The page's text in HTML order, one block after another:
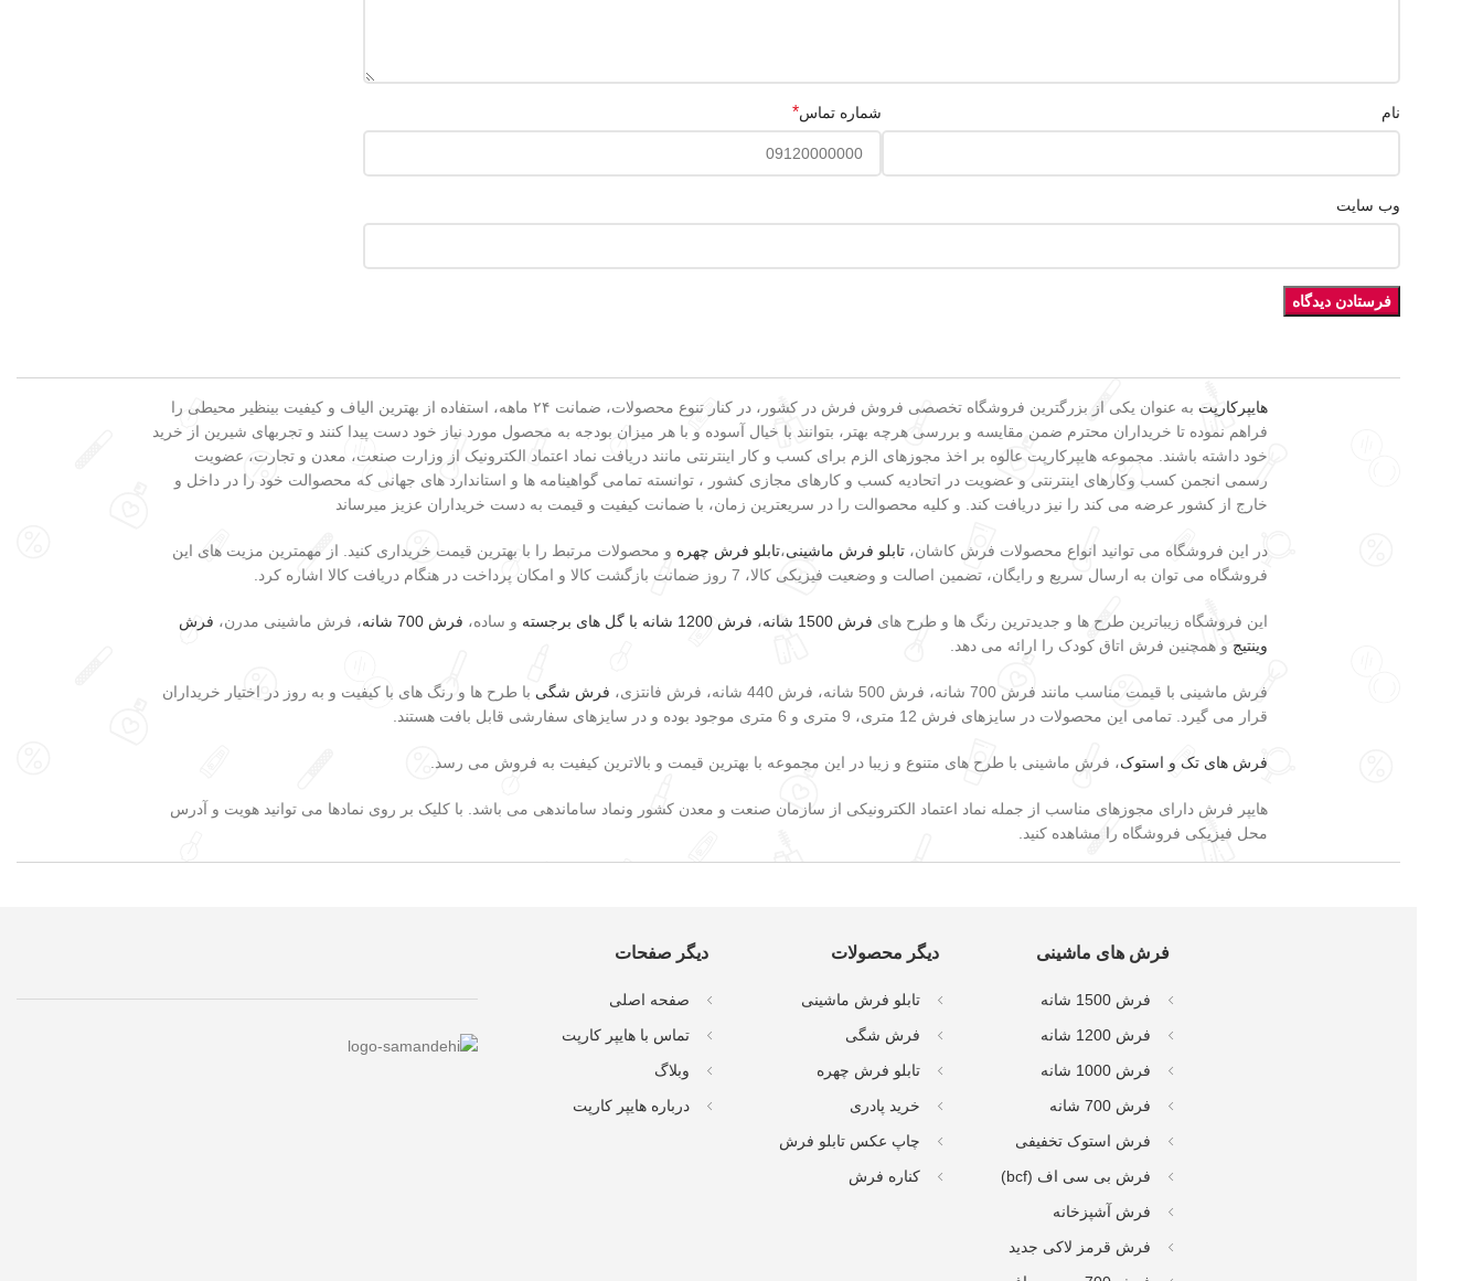
نام شماره تماس*
وب‌ سایت
هایپرکارپت
به عنوان یکی از بزرگترین فروشگاه تخصصی فروش فرش در کشور، در کنار تنوع محصولات، ضمانت ۲۴ ماهه، استفاده از بهترین الیاف و کیفیت بینظیر محیطی را
فراهم نموده تا خریداران محترم ضمن مقایسه و بررسی هرچه بهتر، بتوانند با خیال آسوده و با هر میزان بودجه به محصول مورد نیاز خود دست پیدا کنند و تجربهای شیرین از خرید
خود داشته باشند. مجموعه هایپرکارپت عالوه بر اخذ مجوزهای الزم برای کسب و کار اینترنتی مانند دریافت نماد اعتماد الکترونیک از وزارت صنعت، معدن و تجارت، عضویت
رسمی انجمن کسب وکارهای اینترنتی و عضویت در اتحادیه کسب و کارهای مجازی کشور ، توانسته تمامی گواهینامه ها و استاندارد های جهانی که محصوالت خود را در داخل و
خارج از کشور عرضه می کند را نیز دریافت کند. و کلیه محصوالت را در سریعترین زمان، با ضمانت کیفیت و قیمت به دست خریداران عزیز میرساند
در این فروشگاه می توانید انواع محصولات فرش کاشان،تابلو فرش ماشینی،تابلو فرش چهره و محصولات مرتبط را با بهترین قیمت خریداری کنید. از مهمترین مزیت های این
فروشگاه می توان به ارسال سریع و رایگان، تضمین اصالت و وضعیت فیزیکی کالا، 7 روز ضمانت بازگشت کالا و امکان پرداخت در هنگام دریافت کالا اشاره کرد.
این فروشگاه زیباترین طرح ها و جدیدترین رنگ ها و طرح های فرش 1500 شانه ، فرش 1200 شانه با گل های برجسته و ساده، فرش 700 شانه ، فرش ماشینی مدرن، فرش
وینتیج و همچنین فرش اتاق کودک را ارائه می دهد.
فرش ماشینی با قیمت مناسب مانند فرش 700 شانه، فرش 500 شانه، فرش 440 شانه، فرش فانتزی، فرش شگی با طرح ها و رنگ های با کیفیت و به روز در اختیار خریداران
قرار می گیرد. تمامی این محصولات در سایزهای فرش 12 متری، 9 متری و 6 متری موجود بوده و در سایزهای سفارشی قابل بافت هستند.
فرش های تک و استوک، فرش ماشینی با طرح های متنوع و زیبا در این مجموعه با بهترین قیمت و بالاترین کیفیت به فروش می رسد.
هایپر فرش دارای مجوزهای مناسب از جمله نماد اعتماد الکترونیکی از سازمان صنعت و معدن کشور ونماد ساماندهی می باشد. با کلیک بر روی نمادها می توانید هویت و آدرس
محل فیزیکی فروشگاه را مشاهده کنید.
فرش های ماشینی
فرش 1500 شانه
فرش 1200 شانه
فرش 1000 شانه
فرش 700 شانه
فرش استوک تخفیفی
فرش بی سی اف (bcf)
فرش آشپزخانه
فرش قرمز لاکی جدید
دیگر محصولات
تابلو فرش ماشینی
فرش شگی
تابلو فرش چهره
خرید پادری
چاپ عکس تابلو فرش
کناره فرش
دیگر صفحات
صفحه اصلی
تماس با هایپر کارپت
وبلاگ
درباره هایپر کارپت